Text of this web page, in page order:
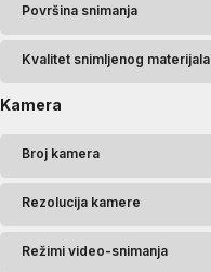
Površina snimanja
Kvalitet snimljenog materijala
Kamera
Broj kamera
Rezolucija kamere
Režimi video-snimanja